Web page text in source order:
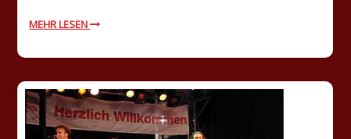
MEHR LESEN